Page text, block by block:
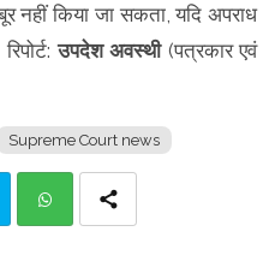
नहीं किया जा सकता, यदि अपराध
उपदेश अवस्थी(पत्रकार एवं
Supreme Court news